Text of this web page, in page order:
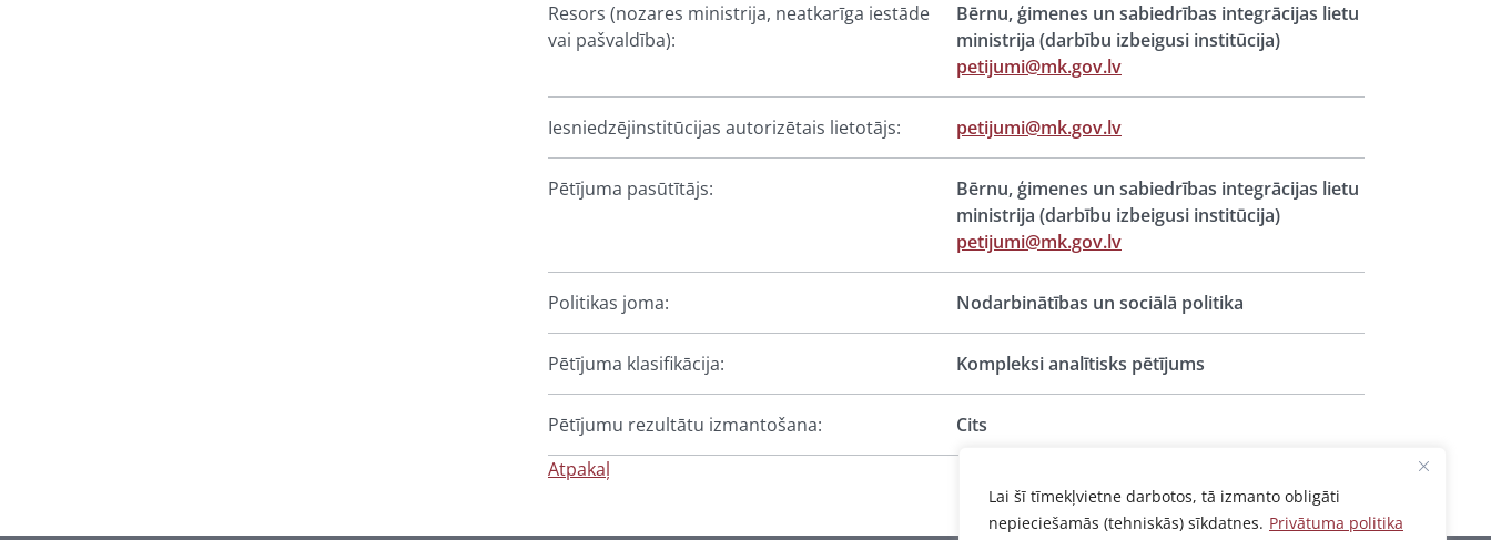
Lai šī tīmekļvietne darbotos, tā izmanto obligāti
nepieciešamās (tehniskās) sīkdatnes. Privātuma politika
Resors (nozares ministrija, neatkarīga iestāde
vai pašvaldība):
Bērnu, ģimenes un sabiedrības integrācijas lietu
ministrija (darbību izbeigusi institūcija)
petijumi@mk.gov.lv
Iesniedzējinstitūcijas autorizētais lietotājs: petijumi@mk.gov.lv
Pētījuma pasūtītājs:
Bērnu, ģimenes un sabiedrības integrācijas lietu
ministrija (darbību izbeigusi institūcija)
petijumi@mk.gov.lv
Politikas joma: Nodarbinātības un sociālā politika
Pētījuma klasifikācija: Kompleksi analītisks pētījums
Pētījumu rezultātu izmantošana:
Cits
Atpakaļ